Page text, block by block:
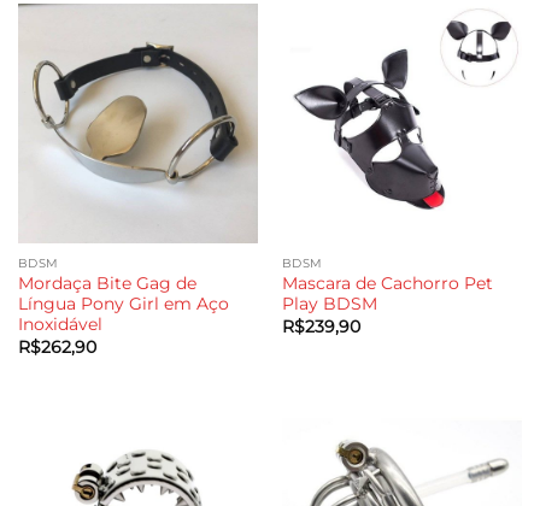
BDSM
Mordaça Bite Gag de
Língua Pony Girl em Aço
Inoxidável
R$262,90
BDSM
Mascara de Cachorro Pet
Play BDSM
R$239,90